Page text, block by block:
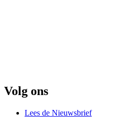
Volg ons
Lees de Nieuwsbrief